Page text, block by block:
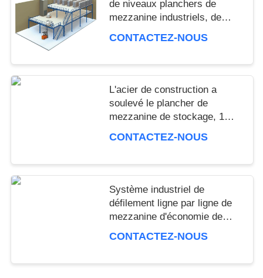
IPD correctly. The manual adjustment is smooth, and
finding that sweet spot makes all the difference. No
more eye strain during long sessions. Highly
recommend taking the time to set it up properly!""The
Pico 4's visual clarity is fantastic once you dial in the
finding that sweet spot makes all the difference. No
more eye strain during long sessions. Highly r
de niveaux planchers de
mezzanine industriels, de
CONTACTEZ-NOUS
L'acier de construction a
soulevé le plancher de
mezzanine de stockage, 1
CONTACTEZ-NOUS
Système industriel de
défilement ligne par ligne de
mezzanine d'économie de
support de mezzanine
CONTACTEZ-NOUS